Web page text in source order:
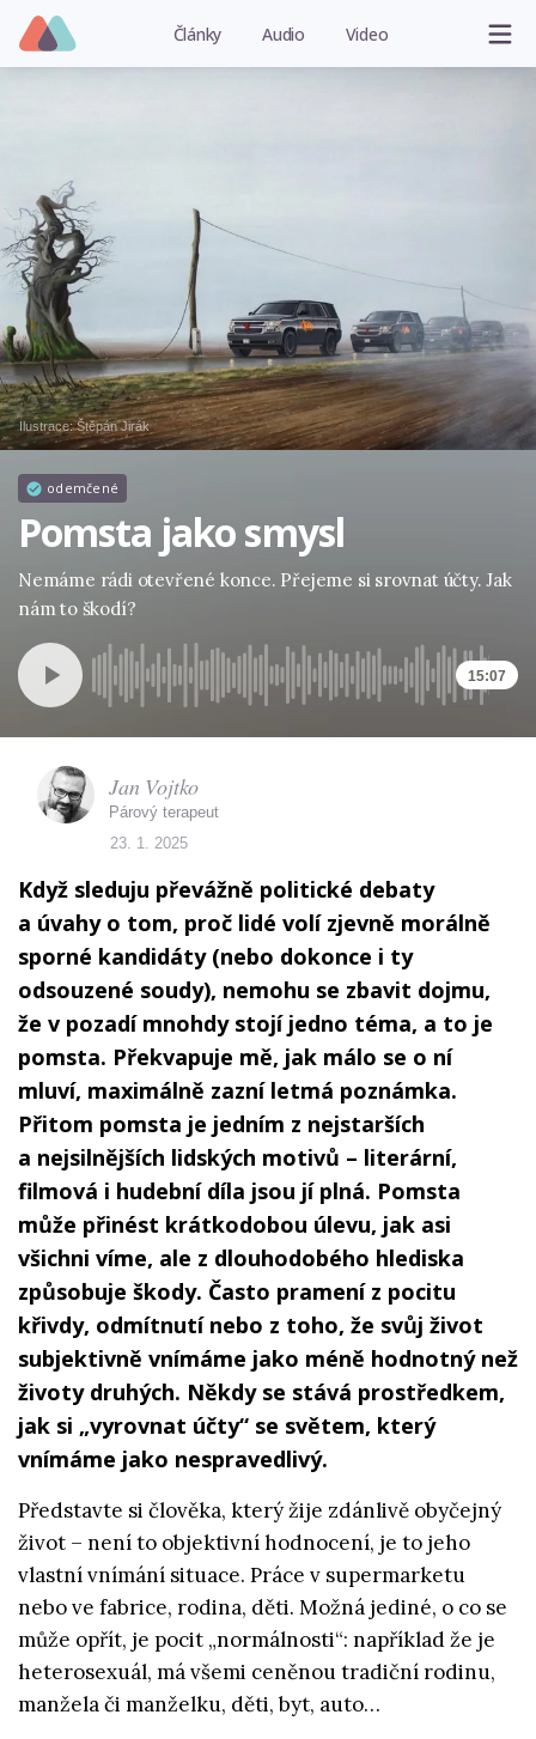
Články Audio Video
Ilustrace:Štěpán Jirák
odemčené
Pomsta jako smysl
Nemáme rádi otevřené konce. Přejeme si srovnat účty. Jak
nám to škodí?
15:07
Když sleduju převážně politické debaty
a úvahy o tom, proč lidé volí zjevně morálně
sporné kandidáty (nebo dokonce i ty
odsouzené soudy), nemohu se zbavit dojmu,
že v pozadí mnohdy stojí jedno téma, a to je
pomsta. Překvapuje mě, jak málo se o ní
mluví, maximálně zazní letmá poznámka.
Přitom pomsta je jedním z nejstarších
a nejsilnějších lidských motivů – literární,
filmová i hudební díla jsou jí plná. Pomsta
může přinést krátkodobou úlevu, jak asi
všichni víme, ale z dlouhodobého hlediska
způsobuje škody. Často pramení z pocitu
křivdy, odmítnutí nebo z toho, že svůj život
subjektivně vnímáme jako méně hodnotný než
životy druhých. Někdy se stává prostředkem,
jak si „vyrovnat účty“ se světem, který
vnímáme jako nespravedlivý.
Představte si člověka, který žije zdánlivě obyčejný
život – není to objektivní hodnocení, je to jeho
vlastní vnímání situace. Práce v supermarketu
nebo ve fabrice, rodina, děti. Možná jediné, o co se
může opřít, je pocit „normálnosti“: například že je
heterosexuál, má všemi ceněnou tradiční rodinu,
manžela či manželku, děti, byt, auto…
Jan Vojtko
Párový terapeut
23. 1. 2025